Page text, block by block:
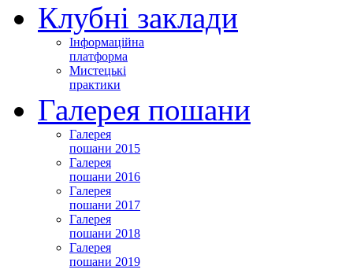
Клубні заклади
Інформаційна
платформа
Мистецькі
практики
Галерея пошани
Галерея
пошани 2015
Галерея
пошани 2016
Галерея
пошани 2017
Галерея
пошани 2018
Галерея
пошани 2019